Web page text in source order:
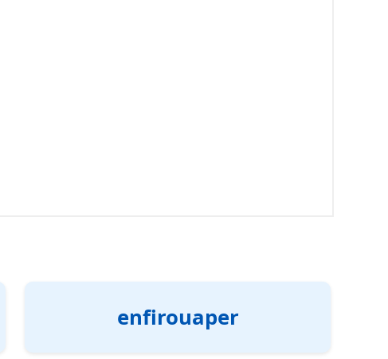
enfirouaper